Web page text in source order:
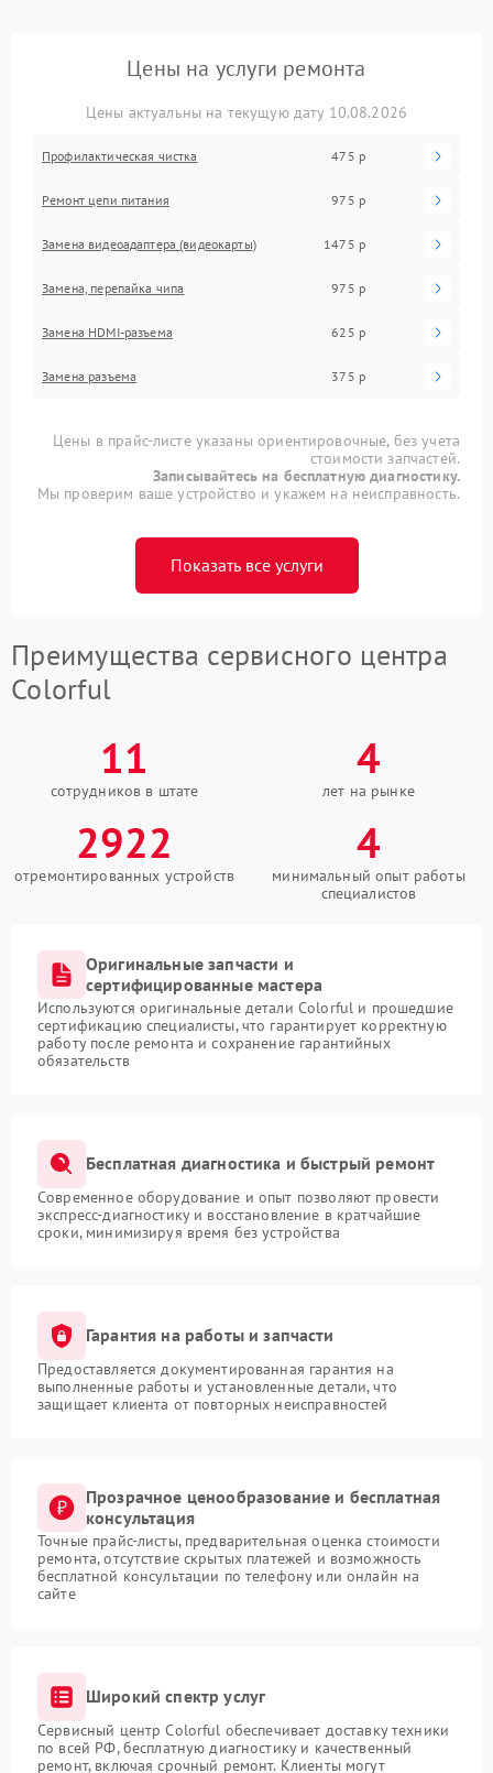
Цены на услуги ремонта
Цены актуальны на текущую дату 10.08.2026
Профилактическая чистка 475 р
Ремонт цепи питания 975 р
Замена видеоадаптера (видеокарты) 1475 р
Замена, перепайка чипа 975 р
Замена HDMI-разъема 625 р
Замена разъема 375 р
Цены в прайс-листе указаны ориентировочные, без учета
стоимости запчастей.
Записывайтесь на бесплатную диагностику.
Мы проверим ваше устройство и укажем на неисправность.
Показать все услуги
Преимущества сервисного центра
Colorful
11
сотрудников в штате
4
лет на рынке
2922
отремонтированных устройств
4
минимальный опыт работы
специалистов
Оригинальные запчасти и
сертифицированные мастера
Используются оригинальные детали Colorful и прошедшие
сертификацию специалисты, что гарантирует корректную
работу после ремонта и сохранение гарантийных
обязательств
Бесплатная диагностика и быстрый ремонт
Современное оборудование и опыт позволяют провести
экспресс-диагностику и восстановление в кратчайшие
сроки, минимизируя время без устройства
Гарантия на работы и запчасти
Предоставляется документированная гарантия на
выполненные работы и установленные детали, что
защищает клиента от повторных неисправностей
Прозрачное ценообразование и бесплатная
консультация
Точные прайс-листы, предварительная оценка стоимости
ремонта, отсутствие скрытых платежей и возможность
бесплатной консультации по телефону или онлайн на
сайте
Широкий спектр услуг
Сервисный центр Colorful обеспечивает доставку техники
по всей РФ, бесплатную диагностику и качественный
ремонт, включая срочный ремонт. Клиенты могут